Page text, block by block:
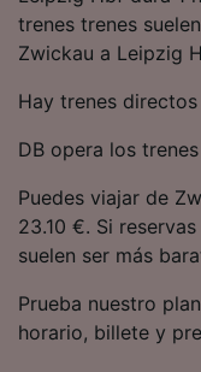
trenes trenes
Zwickau a Leipzig
Hay trenes
DB opera los
Puedes viajar de
23.10 €. Si
suelen ser más
Prueba nuestro
horario, billete y
precisa.
características
identificación.
dispositivo y/o
contenido
publicidad y
audiencia y
Lista de